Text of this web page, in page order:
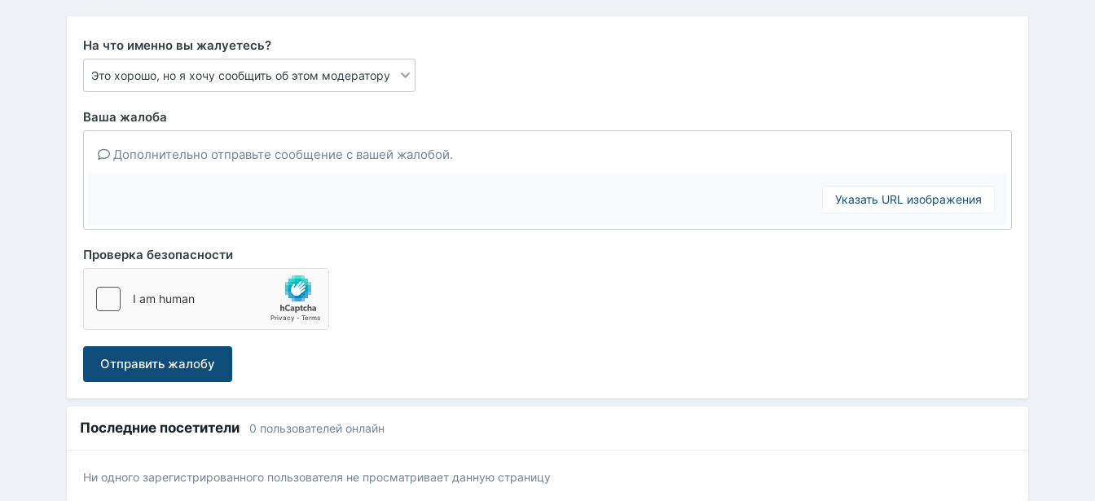
На что именно вы жалуетесь?
Ваша жалоба
Дополнительно отправьте сообщение с вашей жалобой.
Указать URL изображения
Проверка безопасности
Отправить жалобу
Последние посетители 0 пользователей онлайн
Ни одного зарегистрированного пользователя не просматривает данную страницу